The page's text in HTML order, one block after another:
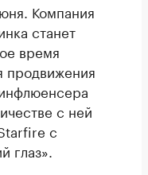
Компания
станет
время
продвижения
с ней
с
глаз».